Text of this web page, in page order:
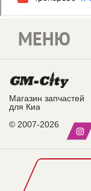
Магазин запчастей
для Киа
© 2007-2026
МЕНЮ